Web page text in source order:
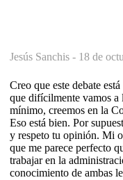
Jesús Sanchis - 18 de
Creo que este debate
que difícilmente vamos a
mínimo, creemos en la
Eso está bien. Por
y respeto tu opinión. Mi
que me parece perfecto
trabajar en la
conocimiento de ambas